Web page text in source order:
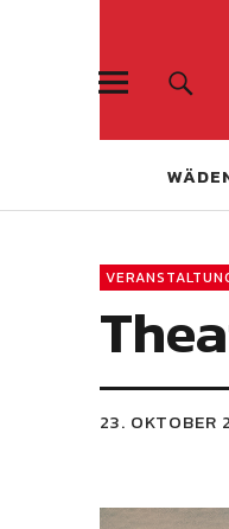
23. OKTOBER